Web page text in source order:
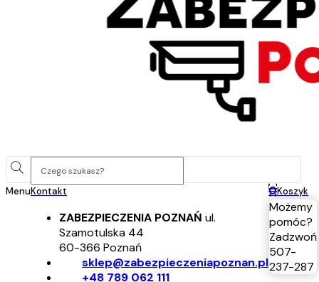
MenuKontakt
ZABEZPIECZENIA POZNAŃ ul.
Szamotulska 44
60-366 Poznań
sklep@zabezpieczeniapoznan.pl
+48 789 062 111
0Koszyk
Możemy
pomóc?
Zadzwoń
507-
237-287